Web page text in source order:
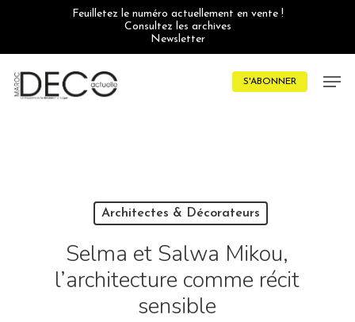
Feuilletez le numéro actuellement en vente !
Consultez les archives
Newsletter
S'ABONNER
Architectes & Décorateurs
Selma et Salwa Mikou,
l’architecture comme récit
sensible